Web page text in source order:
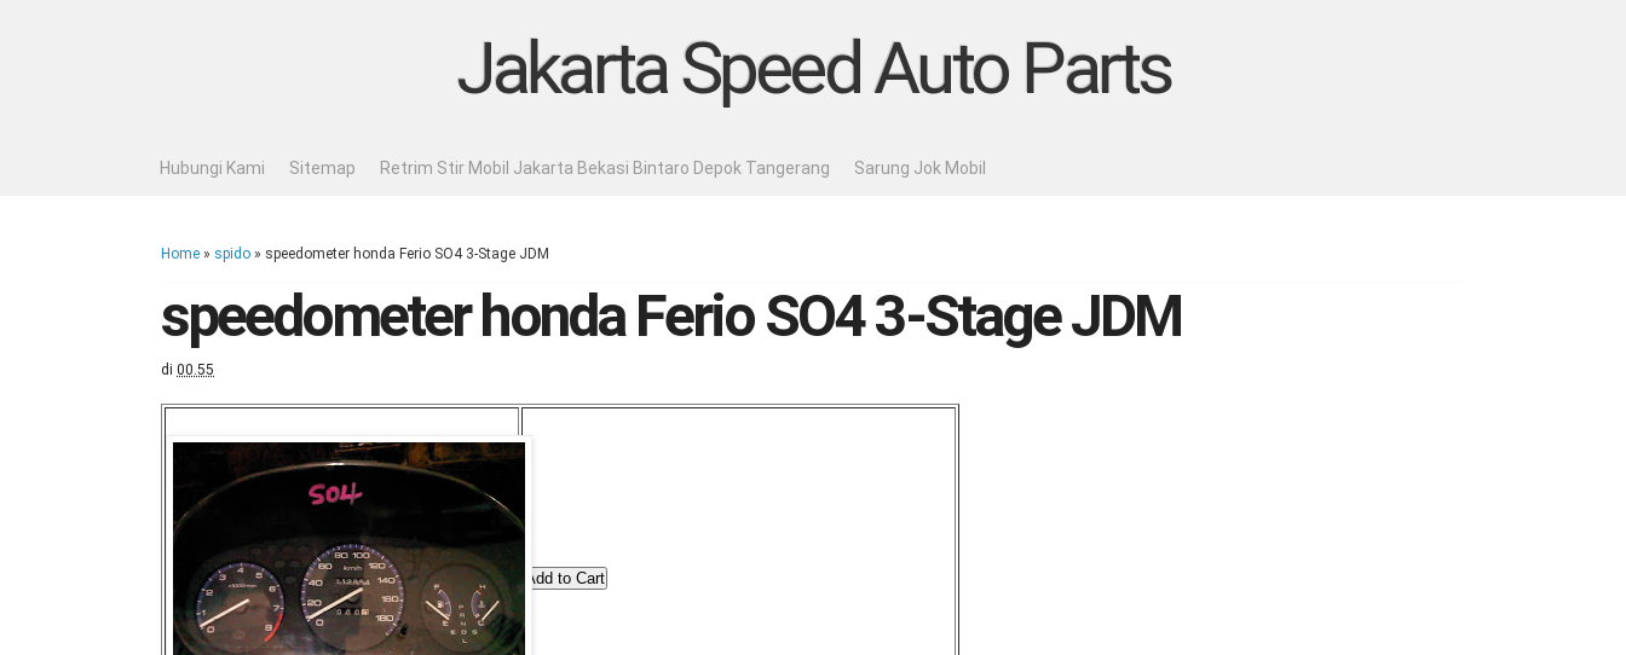
Jakarta Speed Auto Parts
Hubungi Kami Sitemap Retrim Stir Mobil Jakarta Bekasi Bintaro Depok Tangerang Sarung Jok Mobil
Home » spido » speedometer honda Ferio SO4 3-Stage JDM
speedometer honda Ferio SO4 3-Stage JDM
di 00.55